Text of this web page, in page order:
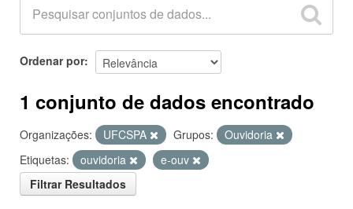
Grupos
Sobre
Ordenar por
1 conjunto de dados encontrado
Organizações: UFCSPA Grupos:
Ouvidoria
Etiquetas:
ouvidoria
e-ouv
Filtrar Resultados